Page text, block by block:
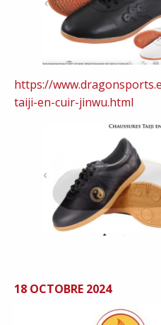
https://
taiji-en-cuir-jinwu.html
18 OCTOBRE 2024